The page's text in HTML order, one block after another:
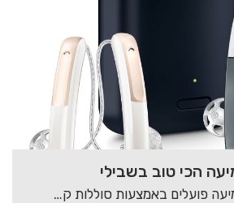
הכי טוב בשבילי
מרבית מכשירי השמיעה פועלים באמצעות סוללות קטנות, בגדלים שונים, המותאמים באופן פרטני למכשיר השמיעה. אביזרי…